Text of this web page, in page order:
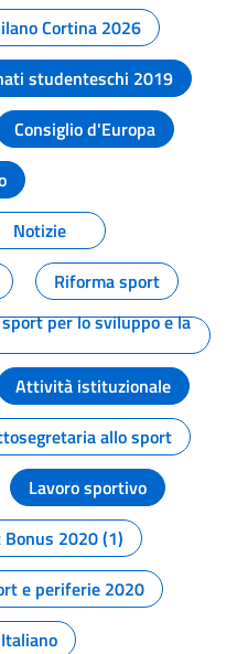
Cortina 2026
studenteschi 2019
Consiglio d'Europa
Notizie
Riforma sport
per lo sviluppo e la
Attività istituzionale
allo sport
Lavoro sportivo
2020 (1)
e periferie 2020